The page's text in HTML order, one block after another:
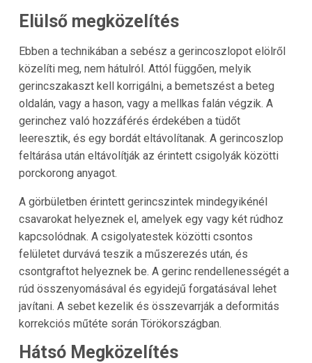
Elülső megközelítés
Ebben a technikában a sebész a gerincoszlopot elölről
közelíti meg, nem hátulról. Attól függően, melyik
gerincszakaszt kell korrigálni, a bemetszést a beteg
oldalán, vagy a hason, vagy a mellkas falán végzik. A
gerinchez való hozzáférés érdekében a tüdőt
leeresztik, és egy bordát eltávolítanak. A gerincoszlop
feltárása után eltávolítják az érintett csigolyák közötti
porckorong anyagot.
A görbületben érintett gerincszintek mindegyikénél
csavarokat helyeznek el, amelyek egy vagy két rúdhoz
kapcsolódnak. A csigolyatestek közötti csontos
felületet durvává teszik a műszerezés után, és
csontgraftot helyeznek be. A gerinc rendellenességét a
rúd összenyomásával és egyidejű forgatásával lehet
javítani. A sebet kezelik és összevarrják a deformitás
korrekciós műtéte során Törökországban.
Hátsó Megközelítés